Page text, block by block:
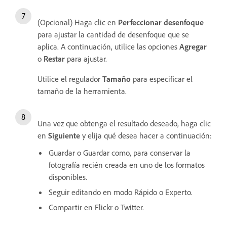
(Opcional) Haga clic en Perfeccionar desenfoque
para ajustar la cantidad de desenfoque que se
aplica. A continuación, utilice las opciones Agregar
o Restar para ajustar.
Utilice el regulador Tamaño para especificar el
tamaño de la herramienta.
Una vez que obtenga el resultado deseado, haga clic
en Siguiente y elija qué desea hacer a continuación:
Guardar o Guardar como, para conservar la
fotografía recién creada en uno de los formatos
disponibles.
Seguir editando en modo Rápido o Experto.
Compartir en Flickr o Twitter.